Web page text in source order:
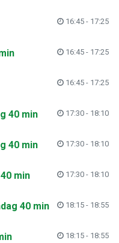
16:45 - 17:25
16:45 - 17:25
16:45 - 17:25
40 min
17:30 - 18:10
40 min
17:30 - 18:10
min
17:30 - 18:10
40 min
18:15 - 18:55
18:15 - 18:55